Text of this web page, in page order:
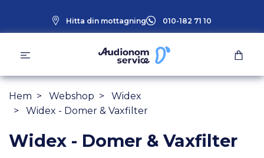
Hitta din mottagning 010-182 71 10
Hem Webshop
Widex
Widex - Domer & Vaxfilter
Widex - Domer & Vaxfilter